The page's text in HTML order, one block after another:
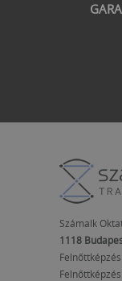
Számalk
1118